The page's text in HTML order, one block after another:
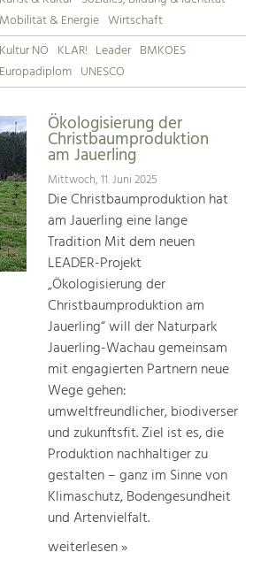
und
und Forschung.
&
Jugend und
Verkehr und
Wertschöpfung
Mobilität & Energie Wirtschaft
Kultur NÖ KLAR! Leader BMKOES
Europadiplom UNESCO
Ökologisierung der
Christbaumproduktion
am Jauerling
Mittwoch, 11. Juni 2025
Die Christbaumproduktion hat
am Jauerling eine lange
Tradition Mit dem neuen
LEADER-Projekt
„Ökologisierung der
Christbaumproduktion am
Jauerling“ will der Naturpark
Jauerling-Wachau gemeinsam
mit engagierten Partnern neue
Wege gehen:
umweltfreundlicher, biodiverser
und zukunftsfit. Ziel ist es, die
Produktion nachhaltiger zu
gestalten – ganz im Sinne von
Klimaschutz, Bodengesundheit
und Artenvielfalt.
weiterlesen »